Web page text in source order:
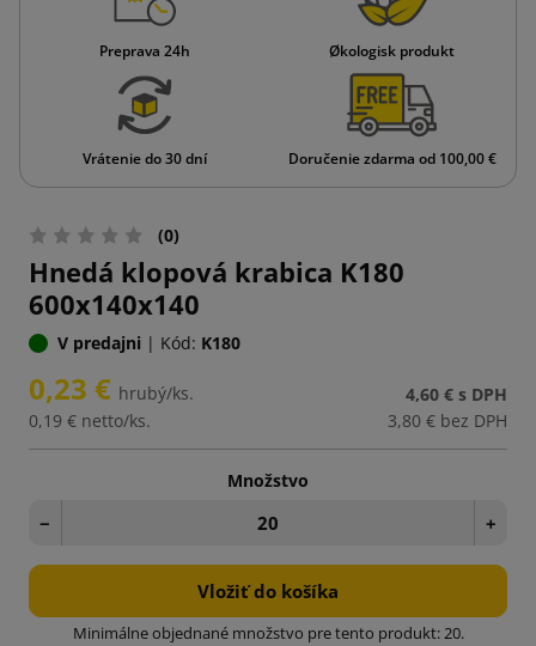
Preprava 24h Økologisk produkt
Vrátenie do 30 dní Doručenie zdarma od 100,00 €
(0)
Hnedá klopová krabica K180
600x140x140
V predajni | Kód: K180
0,23 € hrubý/ks.
0,19 € netto/ks.
4,60 € s DPH
3,80 € bez DPH
Množstvo
− +
Vložiť do košíka
Minimálne objednané množstvo pre tento produkt: 20.